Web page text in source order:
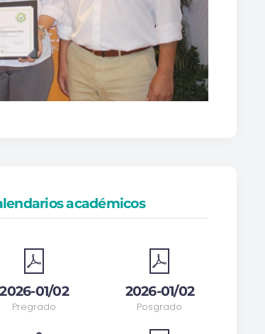
académicos
2026-01/02
Pregrado
2026-01/02
Posgrado